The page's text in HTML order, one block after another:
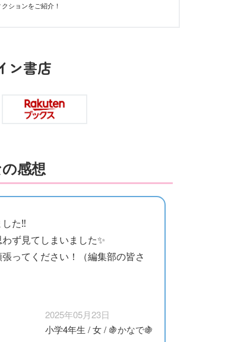
ションをご紹介！
ン書店
感想
た‼︎
ず見てしまいました✨
ってください！（編集部の皆さ
2025年05月23日
小学4年生 /女/ 🍇かなで🍇